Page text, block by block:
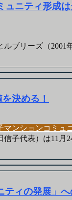
ニティ形成は
ブリーズ（2001
決める！
マンションコミュ
子代表）は11月
ィの発展」